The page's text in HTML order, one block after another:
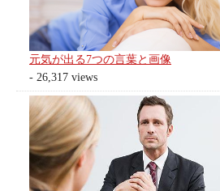
元気が出る7つの言葉と画像
- 26,317 views